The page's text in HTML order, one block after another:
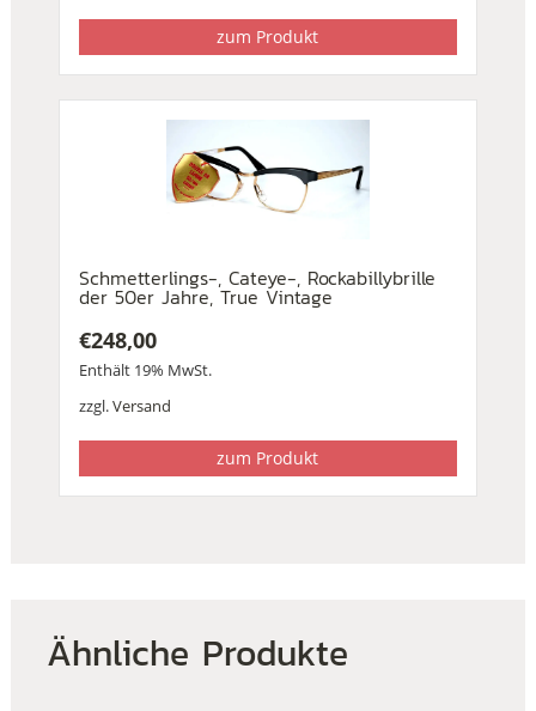
zum Produkt
Schmetterlings-, Cateye-, Rockabillybrille
der 50er Jahre, True Vintage
€248,00
Enthält 19% MwSt.
zzgl.Versand
zum Produkt
Ähnliche Produkte